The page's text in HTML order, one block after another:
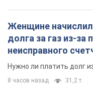
Женщине
долга за газ из-за
неисправного
вынес
Нужно ли платить долг
8 часов назад 31,2 т.